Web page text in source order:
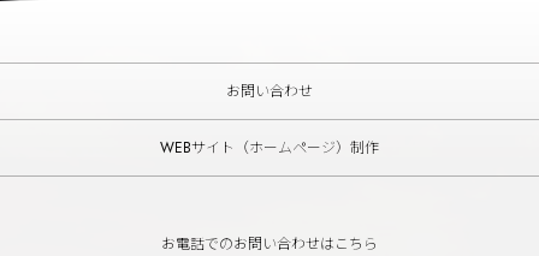
お問い合わせ
WEBサイト（ホームページ）制作
お電話でのお問い合わせはこちら